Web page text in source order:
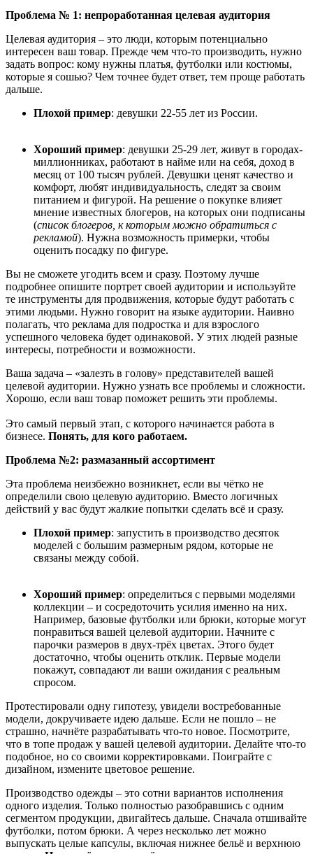
Проблема № 1: непроработанная целевая аудитория
Целевая аудитория – это люди, которым потенциально
интересен ваш товар. Прежде чем что-то производить, нужно
задать вопрос: кому нужны платья, футболки или костюмы,
которые я сошью? Чем точнее будет ответ, тем проще работать
дальше.
Плохой пример: девушки 22-55 лет из России.
Хороший пример: девушки 25-29 лет, живут в городах-
миллионниках, работают в найме или на себя, доход в
месяц от 100 тысяч рублей. Девушки ценят качество и
комфорт, любят индивидуальность, следят за своим
питанием и фигурой. На решение о покупке влияет
мнение известных блогеров, на которых они подписаны
(список блогеров, к которым можно обратиться с
рекламой). Нужна возможность примерки, чтобы
оценить посадку по фигуре.
Вы не сможете угодить всем и сразу. Поэтому лучше
подробнее опишите портрет своей аудитории и используйте
те инструменты для продвижения, которые будут работать с
этими людьми. Нужно говорит на языке аудитории. Наивно
полагать, что реклама для подростка и для взрослого
успешного человека будет одинаковой. У этих людей разные
интересы, потребности и возможности.
Ваша задача – «залезть в голову» представителей вашей
целевой аудитории. Нужно узнать все проблемы и сложности.
Хорошо, если ваш товар поможет решить эти проблемы.
Это самый первый этап, с которого начинается работа в
бизнесе. Понять, для кого работаем.
Проблема №2: размазанный ассортимент
Эта проблема неизбежно возникнет, если вы чётко не
определили свою целевую аудиторию. Вместо логичных
действий у вас будут жалкие попытки сделать всё и сразу.
Плохой пример: запустить в производство десяток
моделей с большим размерным рядом, которые не
связаны между собой.
Хороший пример: определиться с первыми моделями
коллекции – и сосредоточить усилия именно на них.
Например, базовые футболки или брюки, которые могут
понравиться вашей целевой аудитории. Начните с
парочки размеров в двух-трёх цветах. Этого будет
достаточно, чтобы оценить отклик. Первые модели
покажут, совпадают ли ваши ожидания с реальным
спросом.
Протестировали одну гипотезу, увидели востребованные
модели, докручиваете идею дальше. Если не пошло – не
страшно, начнёте разрабатывать что-то новое. Посмотрите,
что в топе продаж у вашей целевой аудитории. Делайте что-то
подобное, но со своими корректировками. Поиграйте с
дизайном, измените цветовое решение.
Производство одежды – это сотни вариантов исполнения
одного изделия. Только полностью разобравшись с одним
сегментом продукции, двигайтесь дальше. Сначала отшивайте
футболки, потом брюки. А через несколько лет можно
выпускать целые капсулы, включая нижнее бельё и верхнюю